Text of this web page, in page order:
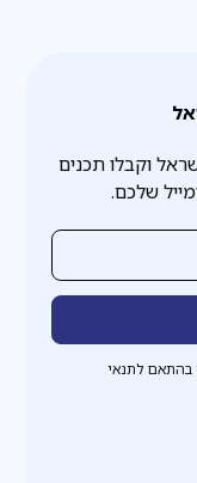
וקבלו תכנים
שלכם.
בהתאם לתנאי